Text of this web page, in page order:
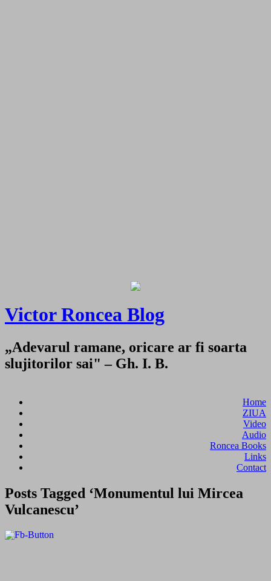
Victor Roncea Blog
„Adevarul ramane, oricare ar fi soarta
slujitorilor sai" – Gh. I. B.
Home
ZIUA
Video
Audio
Roncea Books
Links
Contact
Posts Tagged ‘Monumentul lui Mircea
Vulcanescu’